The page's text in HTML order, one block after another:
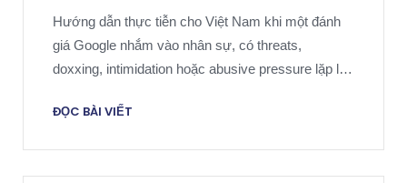
Hướng dẫn thực tiễn cho Việt Nam khi một đánh
giá Google nhắm vào nhân sự, có threats,
doxxing, intimidation hoặc abusive pressure lặp lại
ĐỌC BÀI VIẾT